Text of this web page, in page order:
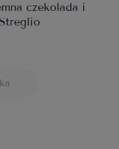
czekolada i